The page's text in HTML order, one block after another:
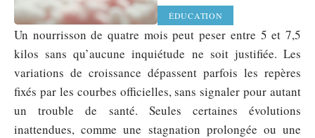
ÉDUCATION
Un nourrisson de quatre mois peut peser entre 5 et 7,5
kilos sans qu’aucune inquiétude ne soit justifiée. Les
variations de croissance dépassent parfois les repères
fixés par les courbes officielles, sans signaler pour autant
un trouble de santé. Seules certaines évolutions
inattendues, comme une stagnation prolongée ou une